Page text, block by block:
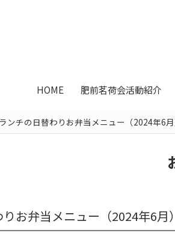
HOME 肥前茗荷会活動紹介
チの日替わりお弁当メニュー（2024年6月
お弁当メニュー（2024年6月）